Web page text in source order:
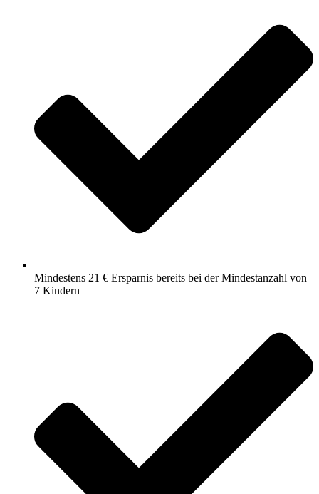
Mindestens 21 € Ersparnis bereits bei der Mindestanzahl von
7 Kindern